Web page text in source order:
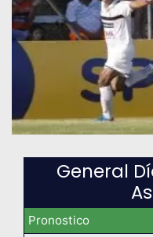
General
Pronostico